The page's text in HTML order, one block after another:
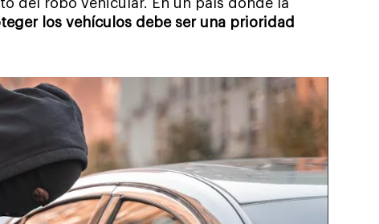
del robo vehicular. En un país donde la
los vehículos debe ser una prioridad